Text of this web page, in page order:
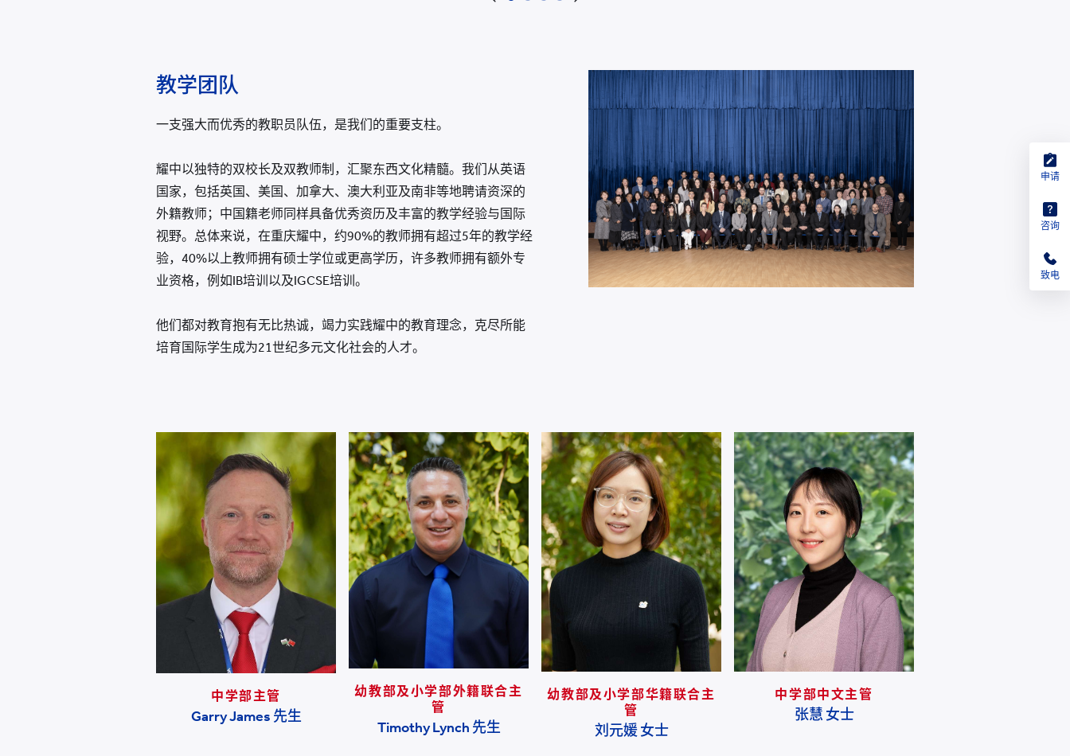
教学团队
一支强大而优秀的教职员队伍，是我们的重要支柱。
耀中以独特的双校长及双教师制，汇聚东西文化精髓。我们从英语
国家，包括英国、美国、加拿大、澳大利亚及南非等地聘请资深的
外籍教师；中国籍老师同样具备优秀资历及丰富的教学经验与国际
视野。总体来说，在重庆耀中，约90%的教师拥有超过5年的教学经
验，40%以上教师拥有硕士学位或更高学历，许多教师拥有额外专
业资格，例如IB培训以及IGCSE培训。
他们都对教育抱有无比热诚，竭力实践耀中的教育理念，克尽所能
培育国际学生成为21世纪多元文化社会的人才。
中学部主管
Garry James 先生
幼教部及小学部外籍联合主
管
Timothy Lynch 先生
幼教部及小学部华籍联合主
管
刘元媛 女士
中学部中文主管
张慧 女士
申请
咨询
致电